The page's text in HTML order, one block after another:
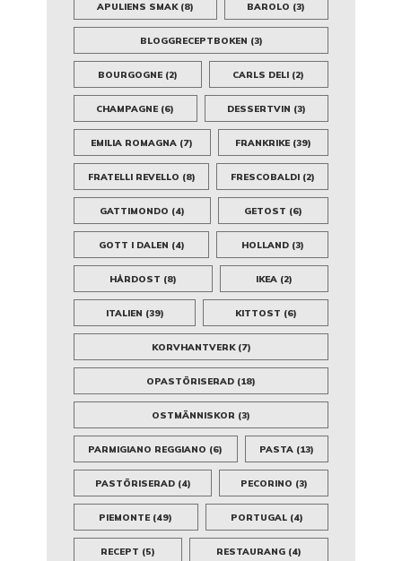
APULIENS SMAK(8) BAROLO (3)
BLOGGRECEPTBOKEN (3)
BOURGOGNE(2) CARLS DELI (2)
CHAMPAGNE (6) DESSERTVIN (3)
EMILIA ROMAGNA (7) FRANKRIKE(39)
FRATELLI REVELLO (8) FRESCOBALDI(2)
GATTIMONDO (4) GETOST (6)
GOTT I DALEN (4) HOLLAND(3)
HÅRDOST (8) IKEA (2)
ITALIEN (39) KITTOST (6)
KORVHANTVERK(7)
OPASTÖRISERAD (18)
OSTMÄNNISKOR (3)
PARMIGIANO REGGIANO (6) PASTA(13)
PASTÖRISERAD(4) PECORINO (3)
PIEMONTE (49) PORTUGAL(4)
RECEPT (5) RESTAURANG (4)